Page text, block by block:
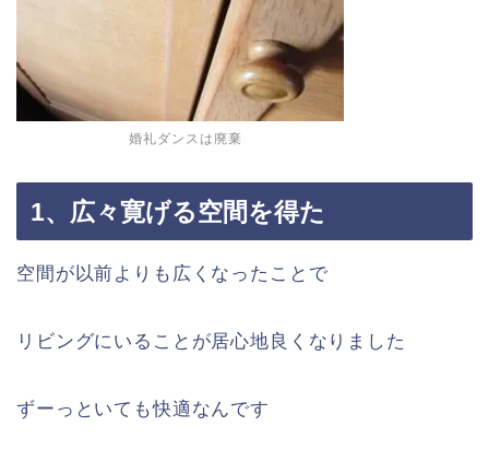
婚礼ダンスは廃棄
1、広々寛げる空間を得た
空間が以前よりも広くなったことで
リビングにいることが居心地良くなりました
ずーっといても快適なんです